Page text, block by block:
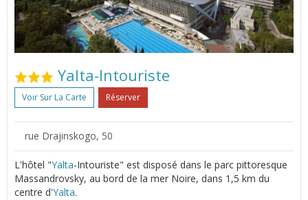
Yalta-Intouriste
Voir Sur La Carte Réserver
rue Drajinskogo, 50
L'hôtel "Yalta-Intouriste" est disposé dans le parc pittoresque
Massandrovsky, au bord de la mer Noire, dans 1,5 km du
centre d'Yalta.